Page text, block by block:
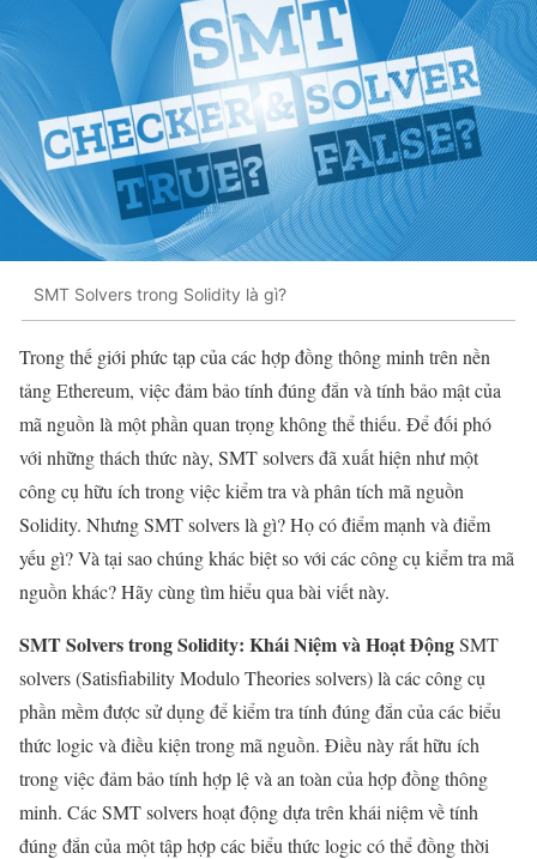
SMT Solvers trong Solidity là gì?
Trong thế giới phức tạp của các hợp đồng thông minh trên nền
tảng Ethereum, việc đảm bảo tính đúng đắn và tính bảo mật của
mã nguồn là một phần quan trọng không thể thiếu. Để đối phó
với những thách thức này, SMT solvers đã xuất hiện như một
công cụ hữu ích trong việc kiểm tra và phân tích mã nguồn
Solidity. Nhưng SMT solvers là gì? Họ có điểm mạnh và điểm
yếu gì? Và tại sao chúng khác biệt so với các công cụ kiểm tra mã
nguồn khác? Hãy cùng tìm hiểu qua bài viết này.
SMT Solvers trong Solidity: Khái Niệm và Hoạt ĐộngSMT
solvers (Satisfiability Modulo Theories solvers) là các công cụ
phần mềm được sử dụng để kiểm tra tính đúng đắn của các biểu
thức logic và điều kiện trong mã nguồn. Điều này rất hữu ích
trong việc đảm bảo tính hợp lệ và an toàn của hợp đồng thông
minh. Các SMT solvers hoạt động dựa trên khái niệm về tính
đúng đắn của một tập hợp các biểu thức logic có thể đồng thời